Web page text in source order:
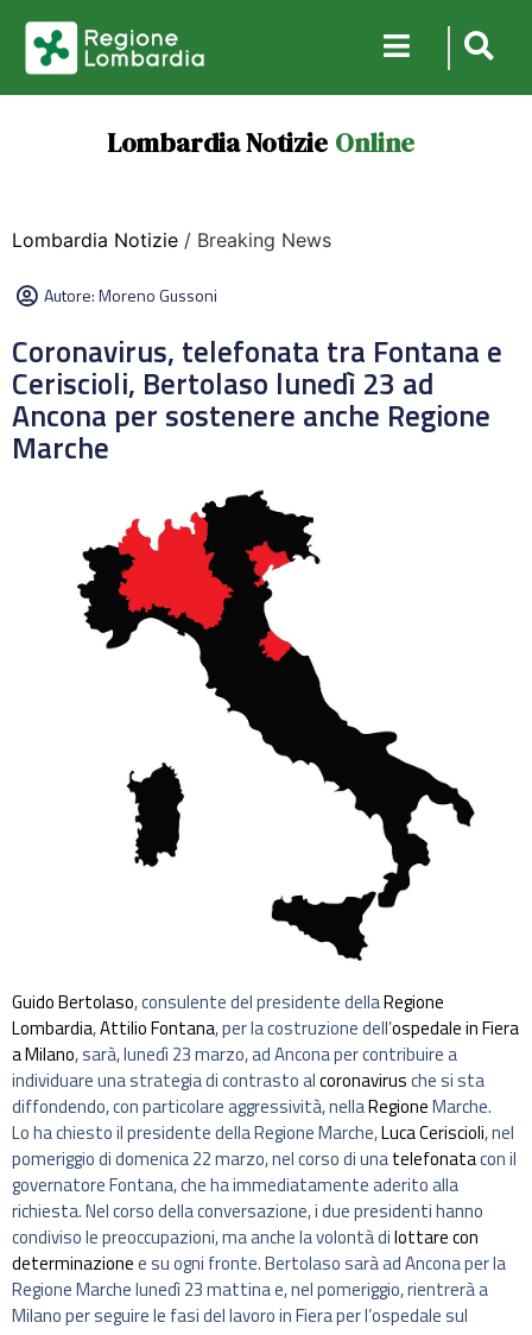
Lombardia Notizie Online
Lombardia Notizie / Breaking News
Autore:Moreno Gussoni
Coronavirus, telefonata tra Fontana e
Ceriscioli, Bertolaso lunedì 23 ad
Ancona per sostenere anche Regione
Marche
Guido Bertolaso, consulente del presidente dellaRegione
Lombardia,Attilio Fontana, per la costruzione dell’ospedale in Fiera
a Milano, sarà, lunedì 23 marzo, ad Ancona per contribuire a
individuare una strategia di contrasto alcoronavirusche si sta
diffondendo, con particolare aggressività, nellaRegioneMarche.
Lo ha chiesto il presidente della Regione Marche,Luca Ceriscioli, nel
pomeriggio di domenica 22 marzo, nel corso di unatelefonatacon il
governatore Fontana, che ha immediatamente aderito alla
richiesta. Nel corso della conversazione, i due presidenti hanno
condiviso le preoccupazioni, ma anche la volontà dilottare con
determinazionee su ogni fronte. Bertolaso sarà ad Ancona per la
Regione Marche lunedì 23 mattina e, nel pomeriggio, rientrerà a
Milano per seguire le fasi del lavoro in Fiera per l’ospedale sul